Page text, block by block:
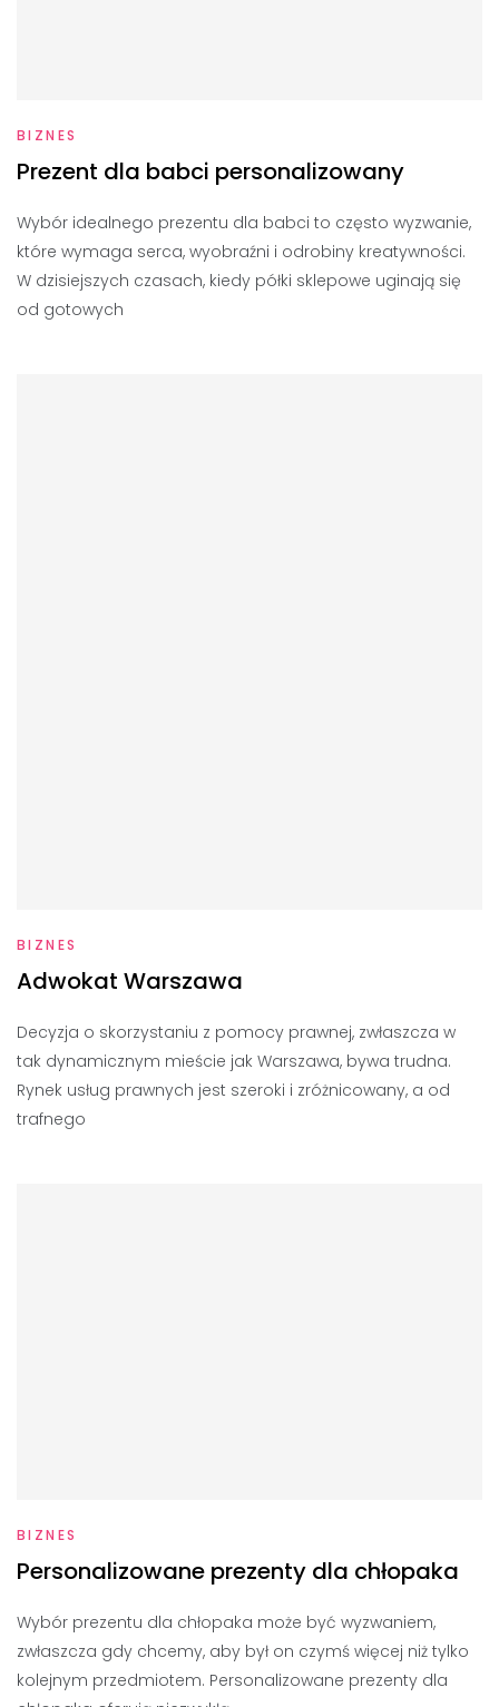
BIZNES
Prezent dla babci personalizowany
Wybór idealnego prezentu dla babci to często wyzwanie,
które wymaga serca, wyobraźni i odrobiny kreatywności.
W dzisiejszych czasach, kiedy półki sklepowe uginają się
od gotowych
BIZNES
Adwokat Warszawa
Decyzja o skorzystaniu z pomocy prawnej, zwłaszcza w
tak dynamicznym mieście jak Warszawa, bywa trudna.
Rynek usług prawnych jest szeroki i zróżnicowany, a od
trafnego
BIZNES
Personalizowane prezenty dla chłopaka
Wybór prezentu dla chłopaka może być wyzwaniem,
zwłaszcza gdy chcemy, aby był on czymś więcej niż tylko
kolejnym przedmiotem. Personalizowane prezenty dla